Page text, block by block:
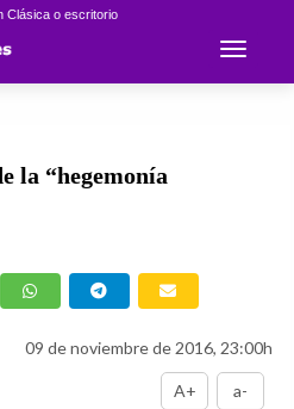
Clásica o escritorio
Toggle
la “hegemonía
09 de noviembre de 2016, 23:00h
A+ a-